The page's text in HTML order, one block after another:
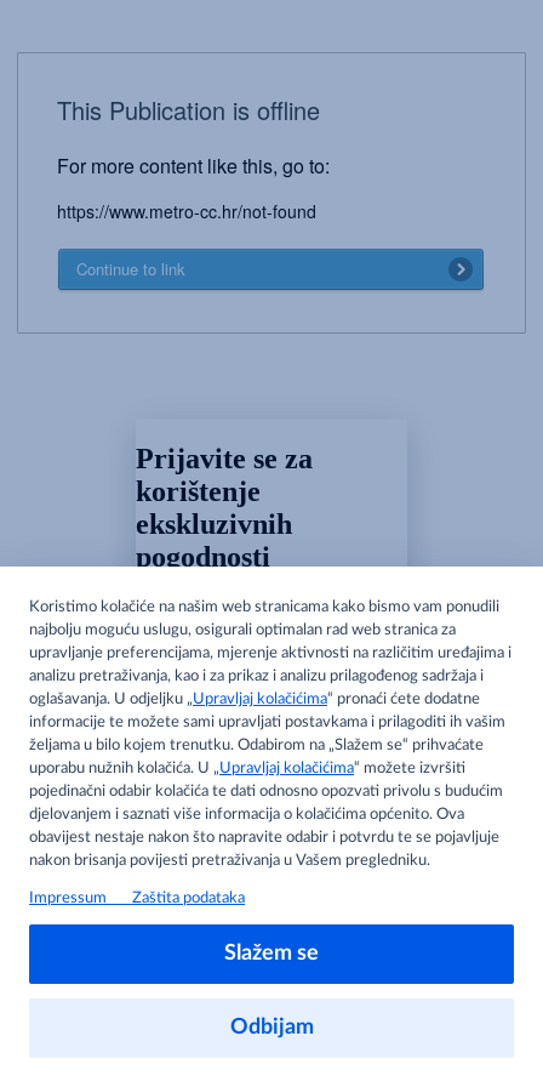
This Publication is offline
For more content like this, go to:
https://www.metro-cc.hr/not-found
Continue to link
Prijavite se za
korištenje
ekskluzivnih
pogodnosti
Pristup personaliziranom
sadržaju
Pogledaj akcijske cijene
Spremi proizvode na popis
Prijava Ne, hvala